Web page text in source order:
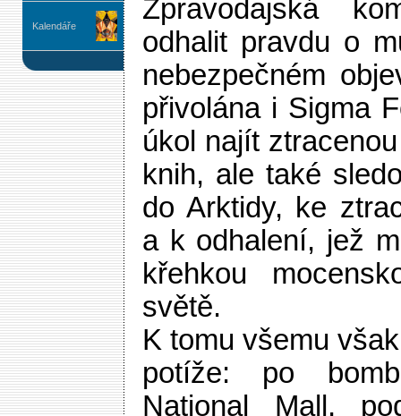
Kalendáře
Zpravodajská
odhalit pravdu o
nebezpečném
přivolána i Sigma
úkol najít
knih, ale také
do Arktidy, ke
a k odhalení, jež
křehkou
světě.
K tomu všemu
potíže: po
National Mall,